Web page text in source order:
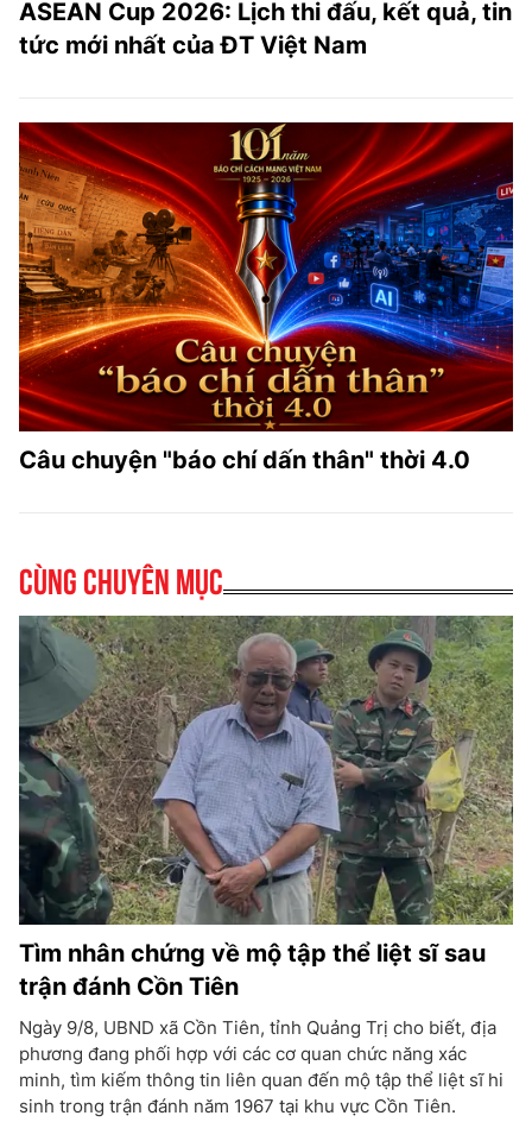
ASEAN Cup 2026: Lịch thi đấu, kết quả, tin
tức mới nhất của ĐT Việt Nam
Câu chuyện "báo chí dấn thân" thời 4.0
Cùng chuyên mục
Tìm nhân chứng về mộ tập thể liệt sĩ sau
trận đánh Cồn Tiên
Ngày 9/8, UBND xã Cồn Tiên, tỉnh Quảng Trị cho biết, địa
phương đang phối hợp với các cơ quan chức năng xác
minh, tìm kiếm thông tin liên quan đến mộ tập thể liệt sĩ hi
sinh trong trận đánh năm 1967 tại khu vực Cồn Tiên.